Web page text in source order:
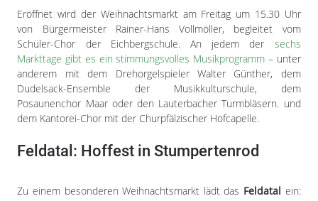
Eröffnet wird der Weihnachtsmarkt am Freitag um 15.30 Uhr
von Bürgermeister Rainer-Hans Vollmöller, begleitet vom
Schüler-Chor der Eichbergschule. An jedem der sechs
Markttage gibt es ein stimmungsvolles Musikprogramm – unter
anderem mit dem Drehorgelspieler Walter Günther, dem
Dudelsack-Ensemble der Musikkulturschule, dem
Posaunenchor Maar oder den Lauterbacher Turmbläsern. und
dem Kantorei-Chor mit der Churpfälzischer Hofcapelle.
Feldatal: Hoffest in Stumpertenrod
Zu einem besonderen Weihnachtsmarkt lädt das Feldatal ein: